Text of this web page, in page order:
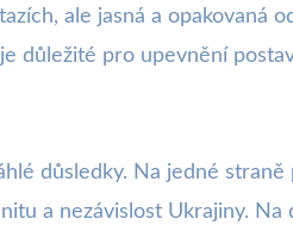
ale jasná a opakovaná
důležité pro upevnění
důsledky. Na jedné
a nezávislost Ukrajiny.